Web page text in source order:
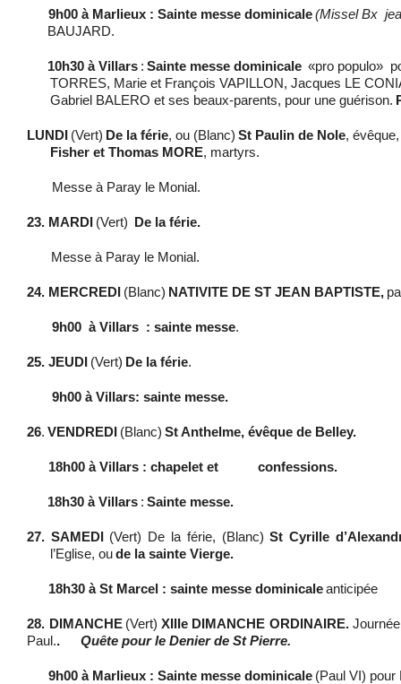
9h00 à Marlieux : Sainte messe dominicale(Missel Bx
BAUJARD.
10h30 à Villars : Sainte messe dominicale «pro populo»
TORRES, Marie et François VAPILLON, Jacques LE
Gabriel BALERO et ses beaux-parents, pour une guérison.
LUNDI (Vert) De la férie, ou (Blanc) St Paulin de Nole,
Fisher et Thomas MORE, martyrs.
Messe à Paray le Monial.
23. MARDI (Vert) De la férie.
Messe à Paray le Monial.
24. MERCREDI (Blanc) NATIVITE DE ST JEAN BAPTISTE,
9h00 à Villars : sainte messe.
25. JEUDI (Vert) De la férie.
9h00 à Villars: sainte messe.
26. VENDREDI (Blanc) St Anthelme, évêque de Belley.
18h00 à Villars : chapelet et confessions.
18h30 à Villars : Sainte messe.
27. SAMEDI (Vert) De la férie, (Blanc) St Cyrille
l’Eglise, oude la sainte Vierge.
18h30 à St Marcel : sainte messe dominicaleanticipée
28. DIMANCHE (Vert) XIIIe DIMANCHE ORDINAIRE.
Paul.. Quête pour le Denier de St Pierre.
9h00 à Marlieux : Sainte messe dominicale (Paul VI)